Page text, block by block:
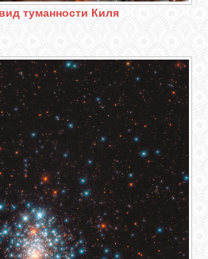
туманности Киля